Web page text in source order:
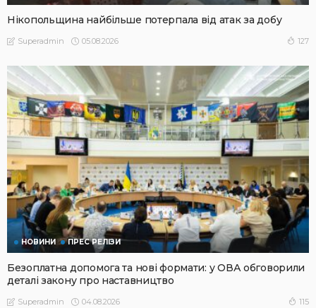
Нікопольщина найбільше потерпала від атак за добу
Superadmin 05.08.2026 127
НОВИНИ ПРЕС РЕЛІЗИ
Безоплатна допомога та нові формати: у ОВА обговорили
деталі закону про наставництво
Superadmin 04.08.2026 115